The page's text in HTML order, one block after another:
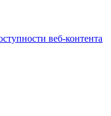
веб-контента